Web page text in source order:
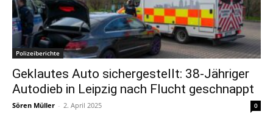
Polizeiberichte
Geklautes Auto sichergestellt: 38-Jähriger
Autodieb in Leipzig nach Flucht geschnappt
Sören Müller - 2. April 2025 0